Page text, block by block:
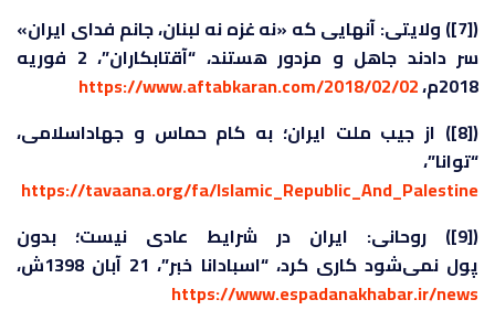
([7]) ولایتی: آنهایی که «نه غزه نه لبنان، جانم فدای ایران»
سر دادند جاهل و مزدور هستند، “آقتابكاران”، 2 فوريه
2018م،
https://www.aftabkaran.com/2018/02/02
([8]) از جیب ملت ایران؛ به کام حماس و جهاداسلامی،
“توانا”،
https://tavaana.org/fa/Islamic_Republic_And_Palestine
([9]) روحانی: ایران در شرایط عادی نیست؛ بدون
پول نمی‌شود کاری کرد، “اسبادانا خبر”، 21 آبان 1398ش،
https://www.espadanakhabar.ir/news